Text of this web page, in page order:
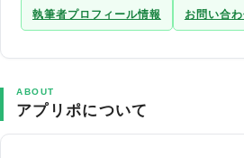
執筆者プロフィール情報 お問い合
ABOUT
アプリポについて